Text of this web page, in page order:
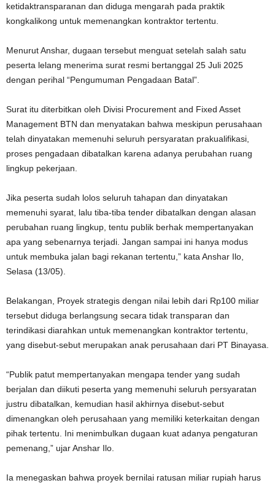
ketidaktransparanan dan diduga mengarah pada praktik
kongkalikong untuk memenangkan kontraktor tertentu.
Menurut Anshar, dugaan tersebut menguat setelah salah satu
peserta lelang menerima surat resmi bertanggal 25 Juli 2025
dengan perihal “Pengumuman Pengadaan Batal”.
Surat itu diterbitkan oleh Divisi Procurement and Fixed Asset
Management BTN dan menyatakan bahwa meskipun perusahaan
telah dinyatakan memenuhi seluruh persyaratan prakualifikasi,
proses pengadaan dibatalkan karena adanya perubahan ruang
lingkup pekerjaan.
Jika peserta sudah lolos seluruh tahapan dan dinyatakan
memenuhi syarat, lalu tiba-tiba tender dibatalkan dengan alasan
perubahan ruang lingkup, tentu publik berhak mempertanyakan
apa yang sebenarnya terjadi. Jangan sampai ini hanya modus
untuk membuka jalan bagi rekanan tertentu,” kata Anshar Ilo,
Selasa (13/05).
Belakangan, Proyek strategis dengan nilai lebih dari Rp100 miliar
tersebut diduga berlangsung secara tidak transparan dan
terindikasi diarahkan untuk memenangkan kontraktor tertentu,
yang disebut-sebut merupakan anak perusahaan dari PT Binayasa.
“Publik patut mempertanyakan mengapa tender yang sudah
berjalan dan diikuti peserta yang memenuhi seluruh persyaratan
justru dibatalkan, kemudian hasil akhirnya disebut-sebut
dimenangkan oleh perusahaan yang memiliki keterkaitan dengan
pihak tertentu. Ini menimbulkan dugaan kuat adanya pengaturan
pemenang,” ujar Anshar Ilo.
Ia menegaskan bahwa proyek bernilai ratusan miliar rupiah harus